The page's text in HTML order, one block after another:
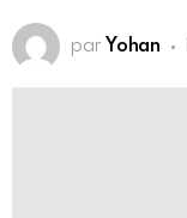
par Yohan